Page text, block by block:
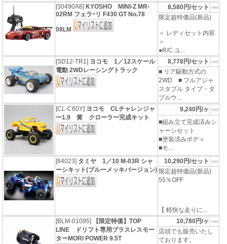
[30490A8] KYOSHO MINI-Z MR-
02RM フェラｰリ F430 GT No.78
08LM
8,580円/セット
限定超特価品(新品)
＜ レディセット内容
＞
●R/C ユ...
[SD12-TR1] ヨコモ 1／12スケール
電動 2WDレーシングトラック
8,778円/セット
■ リア駆動方式の
2WD ■ フルアジャ
スタブル タイプ・ダ
ブルウ...
[CL-C60Y] ヨコモ CLチャレンジャ
ー1.9 黄 クローラー完成キット
9,240円/ヶ
■組み立て完成済みシ
ャーシセット
■塗装済みボディ
■モ...
[84023] タミヤ 1／10 M-03R シャ
ーシキット(ブルーメッキバージョン)
10,290円/セット
限定超特価品(新品)
55％OFF
【 軽快な走りに...
[BLM-01095]
【限定特価】TOP
LINE ドリフト専用ブラスレスモー
ターMORI POWER 9.5T
10,780円/ヶ
店頭でも販売いたし
ております。